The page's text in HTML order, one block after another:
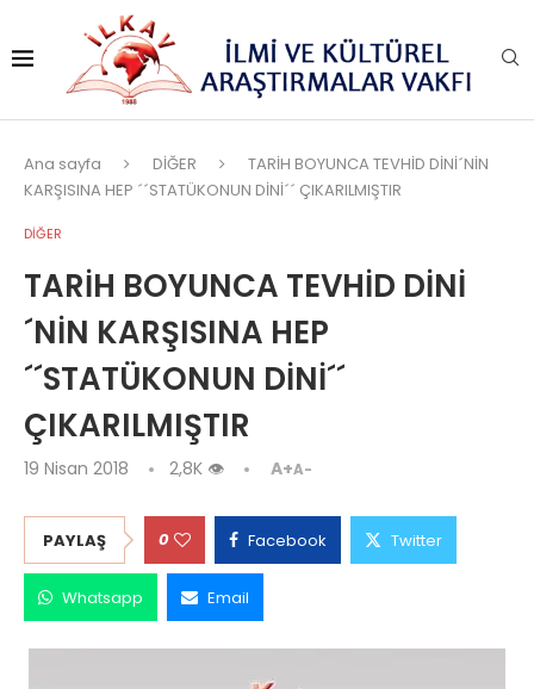
Ana sayfa DİĞER
TARİH BOYUNCA TEVHİD DİNİ´NİN
KARŞISINA HEP ´´STATÜKONUN DİNİ´´ ÇIKARILMIŞTIR
DİĞER
TARİH BOYUNCA TEVHİD DİNİ
´NİN KARŞISINA HEP
´´STATÜKONUN DİNİ´´
ÇIKARILMIŞTIR
19 Nisan 2018 2,8K 👁 A+A-
PAYLAŞ 0 Facebook Twitter
Whatsapp Email